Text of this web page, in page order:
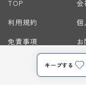
キープする
TOP
会
利用規約
個
免責事項
サイトマップ
© 2026 Nippon